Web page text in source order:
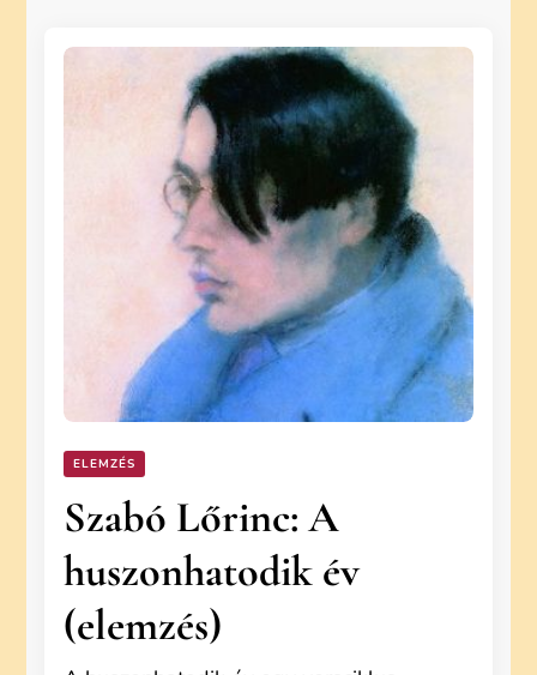
ELEMZÉS
Szabó Lőrinc: A
huszonhatodik év
(elemzés)